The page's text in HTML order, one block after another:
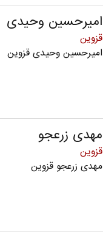
امیرحسین وحیدی
قزوین
امیرحسین وحیدی قزوین
مهدی زرعجو
قزوین
مهدی زرعجو قزوین